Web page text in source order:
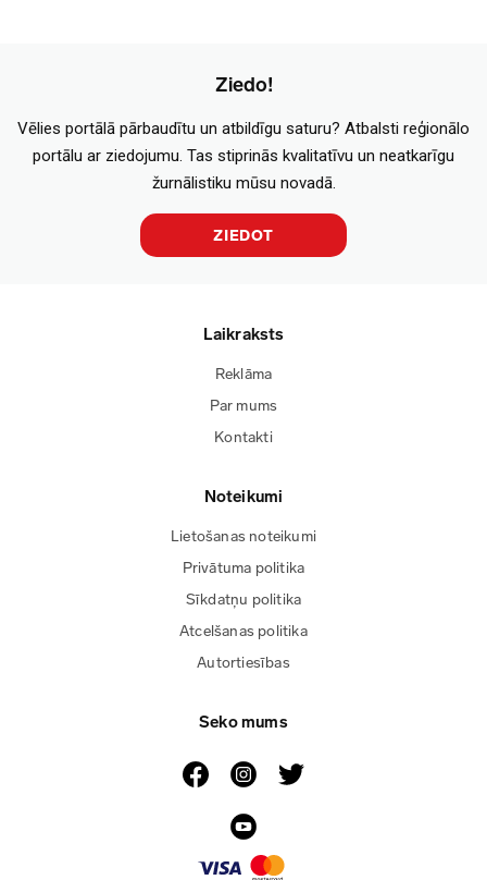
Ziedo!
Vēlies portālā pārbaudītu un atbildīgu saturu? Atbalsti reģionālo
portālu ar ziedojumu. Tas stiprinās kvalitatīvu un neatkarīgu
žurnālistiku mūsu novadā.
ZIEDOT
Laikraksts
Reklāma
Par mums
Kontakti
Noteikumi
Lietošanas noteikumi
Privātuma politika
Sīkdatņu politika
Atcelšanas politika
Autortiesības
Seko mums